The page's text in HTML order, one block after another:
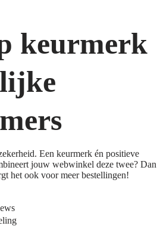
keurmerk
Een keurmerk én positieve
jouw webwinkel deze twee? Dan
het ook voor meer bestellingen!